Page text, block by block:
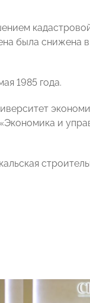
была снижена
1985 года.
и